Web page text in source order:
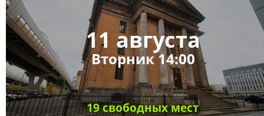
11 августа
Вторник 14:00
19 свободных мест